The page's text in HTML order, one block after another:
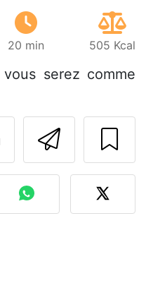
20 min 505 Kcal
serez comme
Imprimer
une
photo de